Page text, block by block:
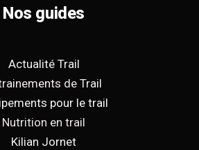
Nos guides
Actualité Trail
de Trail
pour le trail
Nutrition en trail
Kilian Jornet